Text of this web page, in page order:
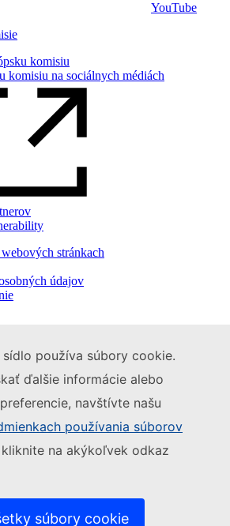
používa súbory cookie.
ďalšie informácie alebo
navštívte našu
používania súborov
na akýkoľvek odkaz
súbory cookie
YouTube
komisiu
komisiu na sociálnych médiách
stránkach
údajov